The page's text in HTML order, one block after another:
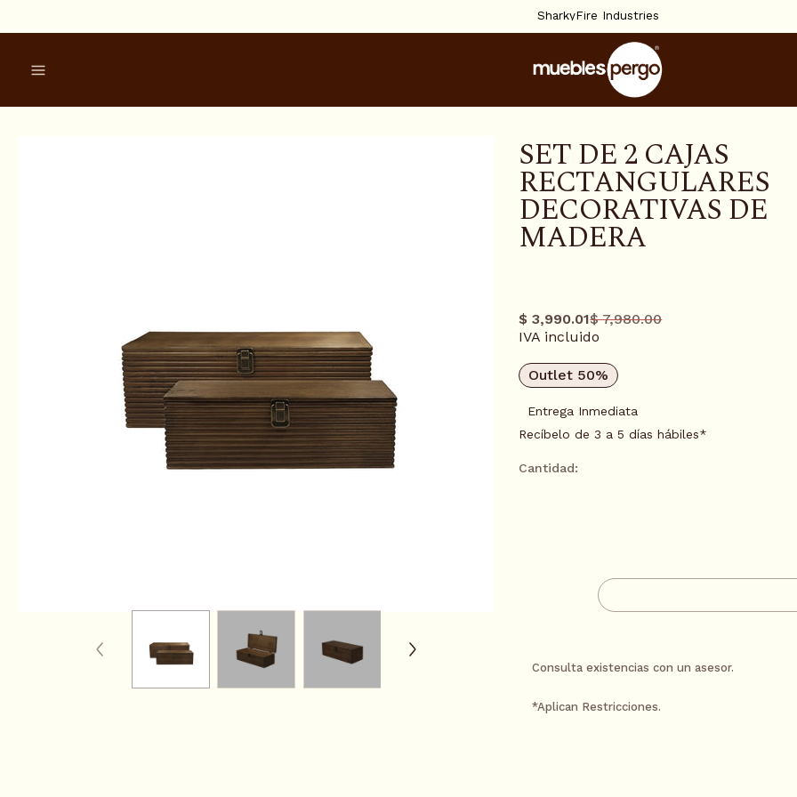
SharkyFire Industries
SET DE 2 CAJAS
RECTANGULARES
DECORATIVAS DE
MADERA
Precio
$ 7,980.00
$ 3,990.01
Precio
IVA incluido
Outlet 50%
Entrega Inmediata
Recíbelo de 3 a 5 días hábiles*
Cantidad:
Consulta existencias con un asesor.
*Aplican Restricciones.